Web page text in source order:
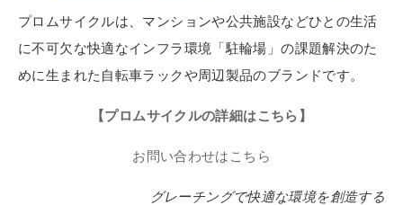
プロムサイクルは、マンションや公共施設などひとの生活
に不可欠な快適なインフラ環境「駐輪場」の課題解決のた
めに生まれた自転車ラックや周辺製品のブランドです。
【プロムサイクルの詳細はこちら】
お問い合わせはこちら
グレーチングで快適な環境を創造する